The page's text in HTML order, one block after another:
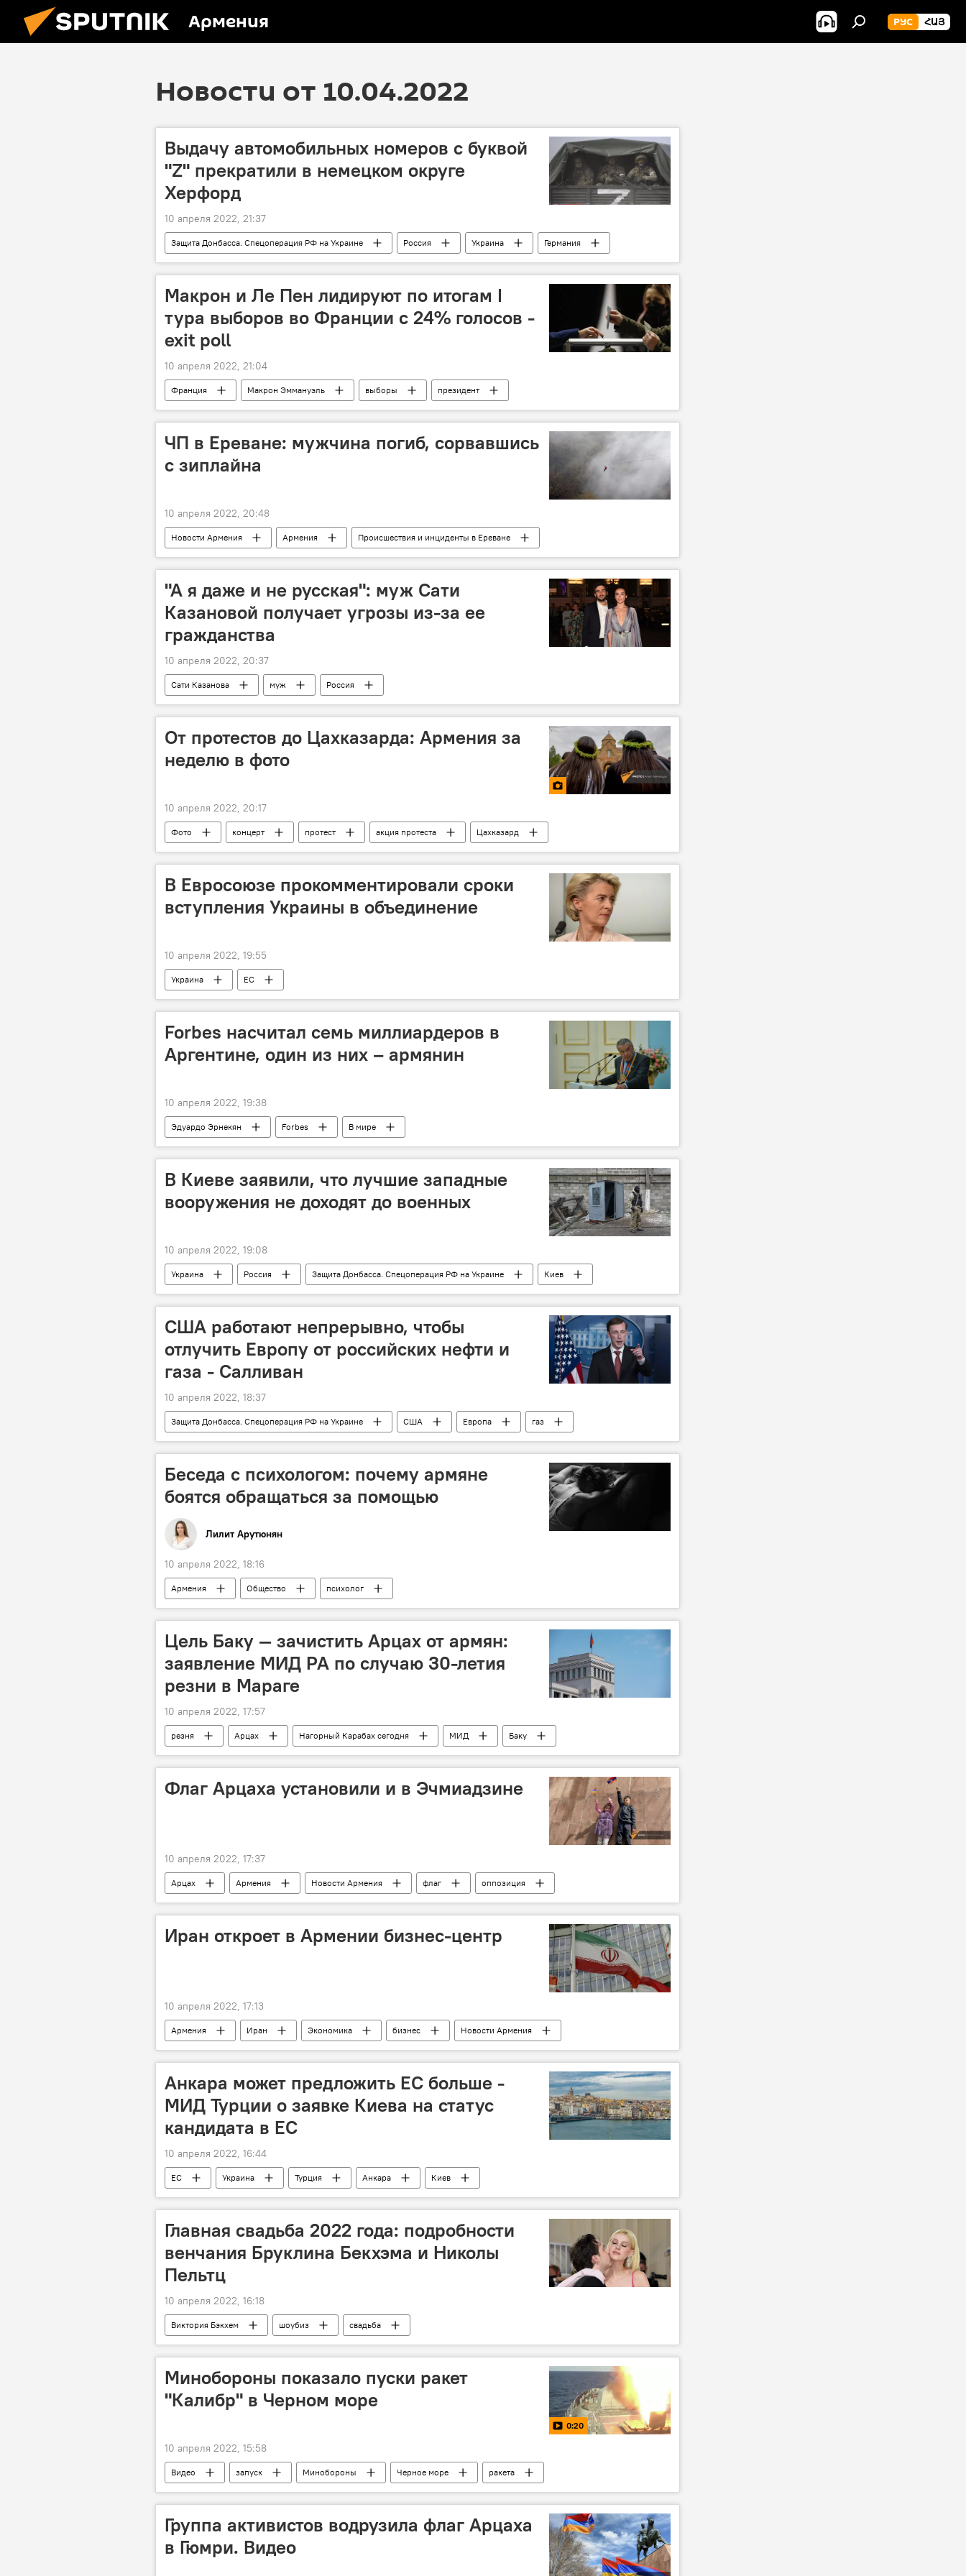
Армения РУС ՀԱՅ
Новости от 10.04.2022
Выдачу автомобильных номеров с буквой
"Z" прекратили в немецком округе
Херфорд
10 апреля 2022, 21:37
Защита Донбасса. Спецоперация РФ на Украине Россия Украина Германия
Макрон и Ле Пен лидируют по итогам I
тура выборов во Франции с 24% голосов -
exit poll
10 апреля 2022, 21:04
Франция Макрон Эммануэль выборы президент
ЧП в Ереване: мужчина погиб, сорвавшись
с зиплайна
10 апреля 2022, 20:48
Новости Армения Армения Происшествия и инциденты в Ереване
"А я даже и не русская": муж Сати
Казановой получает угрозы из-за ee
гражданства
10 апреля 2022, 20:37
Сати Казанова муж Россия
От протестов до Цахказарда: Армения за
неделю в фото
10 апреля 2022, 20:17
Фото концерт протест акция протеста Цахказард
В Евросоюзе прокомментировали сроки
вступления Украины в объединение
10 апреля 2022, 19:55
Украина ЕС
Forbes насчитал семь миллиардеров в
Аргентине, один из них – армянин
10 апреля 2022, 19:38
Эдуардо Эрнекян Forbes В мире
В Киеве заявили, что лучшие западные
вооружения не доходят до военных
10 апреля 2022, 19:08
Украина Россия Защита Донбасса. Спецоперация РФ на Украине Киев
США работают непрерывно, чтобы
отлучить Европу от российских нефти и
газа - Салливан
10 апреля 2022, 18:37
Защита Донбасса. Спецоперация РФ на Украине США Европа
газ
Россия
нефть
Беседа с психологом: почему армяне
боятся обращаться за помощью
Лилит Арутюнян
10 апреля 2022, 18:16
Армения Общество психолог
Цель Баку — зачистить Арцах от армян:
заявление МИД РА по случаю 30-летия
резни в Мараге
10 апреля 2022, 17:57
резня Арцах Нагорный Карабах сегодня МИД Баку
Флаг Арцаха установили и в Эчмиадзине
10 апреля 2022, 17:37
Арцах Армения Новости Армения флаг
оппозиция
Эчмиадзин
Иран откроет в Армении бизнес-центр
10 апреля 2022, 17:13
Армения Иран Экономика бизнес
Новости Армения
торговля
Анкара может предложить ЕС больше -
МИД Турции о заявке Киева на статус
кандидата в ЕС
10 апреля 2022, 16:44
ЕС Украина Турция Анкара Киев
Главная свадьба 2022 года: подробности
венчания Бруклина Бекхэма и Николы
Пельтц
10 апреля 2022, 16:18
Виктория Бэкхем шоубиз свадьба
Минобороны показало пуски ракет
"Калибр" в Черном море
0:20
10 апреля 2022, 15:58
Видео запуск Минобороны Черное море ракета
Группа активистов водрузила флаг Арцаха
в Гюмри. Видео